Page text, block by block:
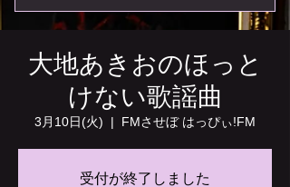
大地あきおのほっと
けない歌謡曲
3月10日(火)
  |
FMさせぼ はっぴぃ!FM
受付が終了しました